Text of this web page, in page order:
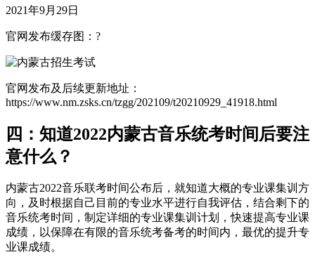
2021年9月29日
官网发布缓存图：?
官网发布及后续更新地址：
https://www.nm.zsks.cn/tzgg/202109/t20210929_41918.html
四：知道2022内蒙古音乐统考时间后要注
意什么？
内蒙古2022音乐联考时间公布后，就知道大概的专业课集训方
向，及时根据自己目前的专业水平进行自我评估，结合剩下的
音乐统考时间，制定详细的专业课集训计划，快速提高专业课
成绩，以保障在有限的音乐统考备考的时间内，最优的提升专
业课成绩。